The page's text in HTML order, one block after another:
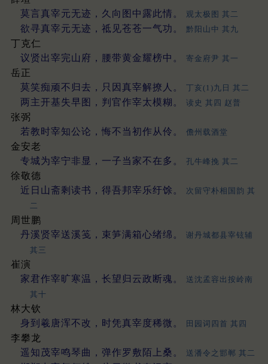
莫言真宰元无迹，久向图中露此情。
观太极图 其二
欲寻真宰元无迹，祗见苍苍一气功。 黔阳山中 其九
丁克仁
议贤出宰完山府，腰带黄金耀榜中。
寄金府尹 其一
岳正
莫笑痴顽不归去，只因真宰解撩人。
丁亥(1)九日 其二
两主开基失早图，判官作宰太模糊。 读史 其四 赵普
张弼
若教时宰知公论，悔不当初作从伶。
儋州载酒堂
金安老
专城为宰宁非显，一子当家不在多。
孔牛峰挽 其二
徐敬德
近日山斋剩读书，得吾邦宰乐纡馀。
次留守朴相国韵 其
二
周世鹏
丹溪贤宰送溪笺，束笋满箱心绪绵。
谢丹城都县宰铉辅
其三
崔演
家君作宰旷寒温，长望归云政断魂。
送沈孟容出按岭南
其十
林大钦
身到羲唐浑不改，时凭真宰度稀微。
田园词四首 其四
李攀龙
遥知茂宰鸣琴曲，弹作罗敷陌上桑。
送潘令之邯郸 其二